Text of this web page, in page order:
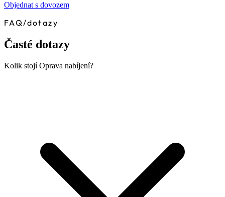
Objednat s dovozem
FAQ/dotazy
Časté dotazy
Kolik stojí Oprava nabíjení?